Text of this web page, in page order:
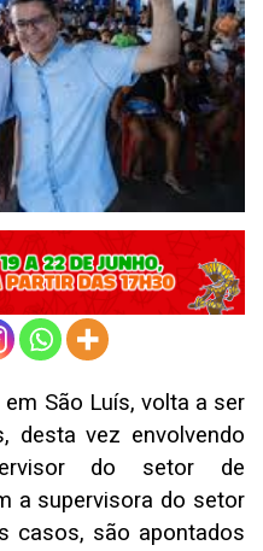
São Luís, volta a ser
desta vez envolvendo
do setor de
a supervisora do setor
casos, são apontados